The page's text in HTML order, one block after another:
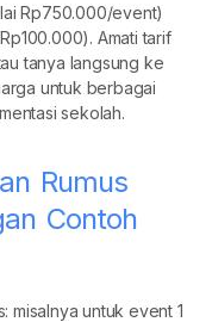
Rp750.000/event)
Amati tarif
tanya langsung ke
untuk berbagai
sekolah.
Rumus
Contoh
misalnya untuk event 1